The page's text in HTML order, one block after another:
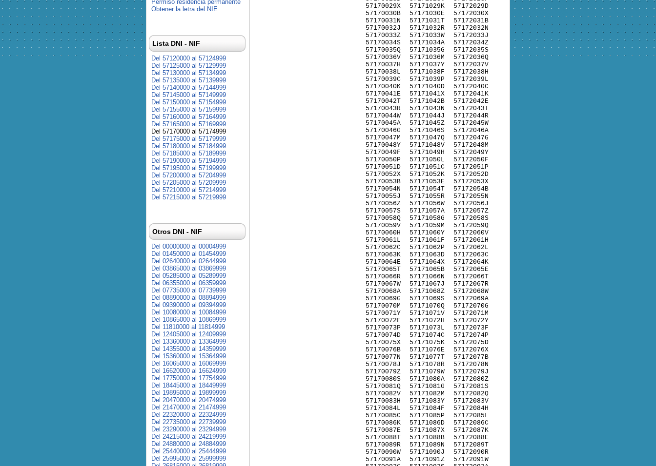
57170029X
57170030B
57170031N
57170032J
57170033Z
57170034S
57170035Q
57170036V
57170037H
57170038L
57170039C
57170040K
57170041E
57170042T
57170043R
57170044W
57170045A
57170046G
57170047M
57170048Y
57170049F
57170050P
57170051D
57170052X
57170053B
57170054N
57170055J
57170056Z
57170057S
57170058Q
57170059V
57170060H
57170061L
57170062C
57170063K
57170064E
57170065T
57170066R
57170067W
57170068A
57170069G
57170070M
57170071Y
57170072F
57170073P
57170074D
57170075X
57170076B
57170077N
57170078J
57170079Z
57170080S
57170081Q
57170082V
57170083H
57170084L
57170085C
57170086K
57170087E
57170088T
57170089R
57170090W
57170091A
57171029K
57171030E
57171031T
57171032R
57171033W
57171034A
57171035G
57171036M
57171037Y
57171038F
57171039P
57171040D
57171041X
57171042B
57171043N
57171044J
57171045Z
57171046S
57171047Q
57171048V
57171049H
57171050L
57171051C
57171052K
57171053E
57171054T
57171055R
57171056W
57171057A
57171058G
57171059M
57171060Y
57171061F
57171062P
57171063D
57171064X
57171065B
57171066N
57171067J
57171068Z
57171069S
57171070Q
57171071V
57171072H
57171073L
57171074C
57171075K
57171076E
57171077T
57171078R
57171079W
57171080A
57171081G
57171082M
57171083Y
57171084F
57171085P
57171086D
57171087X
57171088B
57171089N
57171090J
57171091Z
57172029D
57172030X
57172031B
57172032N
57172033J
57172034Z
57172035S
57172036Q
57172037V
57172038H
57172039L
57172040C
57172041K
57172042E
57172043T
57172044R
57172045W
57172046A
57172047G
57172048M
57172049Y
57172050F
57172051P
57172052D
57172053X
57172054B
57172055N
57172056J
57172057Z
57172058S
57172059Q
57172060V
57172061H
57172062L
57172063C
57172064K
57172065E
57172066T
57172067R
57172068W
57172069A
57172070G
57172071M
57172072Y
57172073F
57172074P
57172075D
57172076X
57172077B
57172078N
57172079J
57172080Z
57172081S
57172082Q
57172083V
57172084H
57172085L
57172086C
57172087K
57172088E
57172089T
57172090R
57172091W
Permiso residencia permanente
Obtener la letra del NIE
Lista DNI - NIF
Del 57120000 al 57124999
Del 57125000 al 57129999
Del 57130000 al 57134999
Del 57135000 al 57139999
Del 57140000 al 57144999
Del 57145000 al 57149999
Del 57150000 al 57154999
Del 57155000 al 57159999
Del 57160000 al 57164999
Del 57165000 al 57169999
Del 57170000 al 57174999
Del 57175000 al 57179999
Del 57180000 al 57184999
Del 57185000 al 57189999
Del 57190000 al 57194999
Del 57195000 al 57199999
Del 57200000 al 57204999
Del 57205000 al 57209999
Del 57210000 al 57214999
Del 57215000 al 57219999
Otros DNI - NIF
Del 00000000 al 00004999
Del 01450000 al 01454999
Del 02640000 al 02644999
Del 03865000 al 03869999
Del 05285000 al 05289999
Del 06355000 al 06359999
Del 07735000 al 07739999
Del 08890000 al 08894999
Del 09390000 al 09394999
Del 10080000 al 10084999
Del 10865000 al 10869999
Del 11810000 al 11814999
Del 12405000 al 12409999
Del 13360000 al 13364999
Del 14355000 al 14359999
Del 15360000 al 15364999
Del 16065000 al 16069999
Del 16620000 al 16624999
Del 17750000 al 17754999
Del 18445000 al 18449999
Del 19895000 al 19899999
Del 20470000 al 20474999
Del 21470000 al 21474999
Del 22320000 al 22324999
Del 22735000 al 22739999
Del 23290000 al 23294999
Del 24215000 al 24219999
Del 24880000 al 24884999
Del 25440000 al 25444999
Del 25995000 al 25999999